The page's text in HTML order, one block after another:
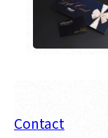
Contact